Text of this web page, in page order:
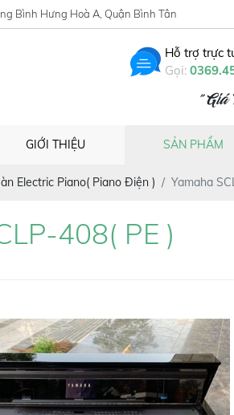
Bình Hưng Hoà A, Quận Bình Tân
Hỗ trợ trực
Gọi:
" Giá
GIỚI THIỆU SẢN PHẨM
Electric Piano( Piano Điện ) Yamaha
408( PE )